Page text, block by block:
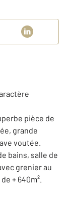
pièce de
grande
voutée.
bains, salle de
grenier au
+ 640m².